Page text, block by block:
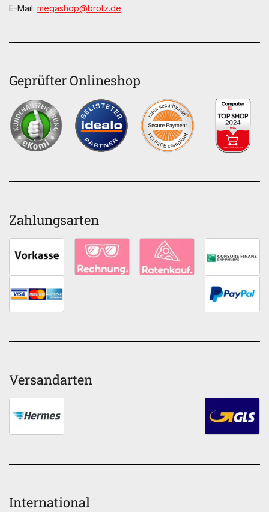
E-Mail: megashop@brotz.de
Geprüfter Onlineshop
Zahlungsarten
Versandarten
International